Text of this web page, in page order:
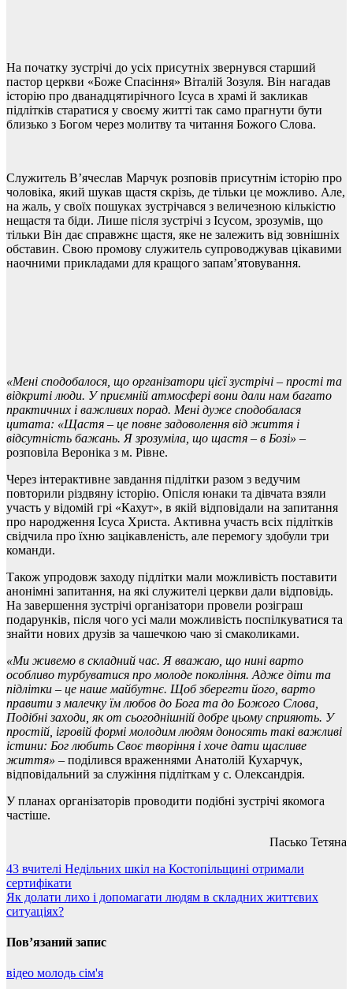
На початку зустрічі до усіх присутніх звернувся старший
пастор церкви «Боже Спасіння» Віталій Зозуля. Він нагадав
історію про дванадцятирічного Ісуса в храмі й закликав
підлітків старатися у своєму житті так само прагнути бути
близько з Богом через молитву та читання Божого Слова.
Служитель В’ячеслав Марчук розповів присутнім історію про
чоловіка, який шукав щастя скрізь, де тільки це можливо. Але,
на жаль, у своїх пошуках зустрічався з величезною кількістю
нещастя та біди. Лише після зустрічі з Ісусом, зрозумів, що
тільки Він дає справжнє щастя, яке не залежить від зовнішніх
обставин. Свою промову служитель супроводжував цікавими
наочними прикладами для кращого запам’ятовування.
«Мені сподобалося, що організатори цієї зустрічі – прості та
відкриті люди. У приємній атмосфері вони дали нам багато
практичних і важливих порад. Мені дуже сподобалася
цитата: «Щастя – це повне задоволення від життя і
відсутність бажань. Я зрозуміла, що щастя – в Бозі» –
розповіла Вероніка з м. Рівне.
Через інтерактивне завдання підлітки разом з ведучим
повторили різдвяну історію. Опісля юнаки та дівчата взяли
участь у відомій грі «Кахут», в якій відповідали на запитання
про народження Ісуса Христа. Активна участь всіх підлітків
свідчила про їхню зацікавленість, але перемогу здобули три
команди.
Також упродовж заходу підлітки мали можливість поставити
анонімні запитання, на які служителі церкви дали відповідь.
На завершення зустрічі організатори провели розіграш
подарунків, після чого усі мали можливість поспілкуватися та
знайти нових друзів за чашечкою чаю зі смаколиками.
«Ми живемо в складний час. Я вважаю, що нині варто
особливо турбуватися про молоде покоління. Адже діти та
підлітки – це наше майбутнє. Щоб зберегти його, варто
правити з малечку їм любов до Бога та до Божого Слова,
Подібні заходи, як от сьогоднішній добре цьому сприяють. У
простій, ігровій формі молодим людям доносять такі важливі
істини: Бог любить Своє творіння і хоче дати щасливе
життя» – поділився враженнями Анатолій Кухарчук,
відповідальний за служіння підліткам у с. Олександрія.
У планах організаторів проводити подібні зустрічі якомога
частіше.
Пасько Тетяна
Навігація
записів
43 вчителі Недільних шкіл на Костопільщині отримали
сертифікати
Як долати лихо і допомагати людям в складних життєвих
ситуаціях?
Пов’язаний запис
відео молодь сім'я